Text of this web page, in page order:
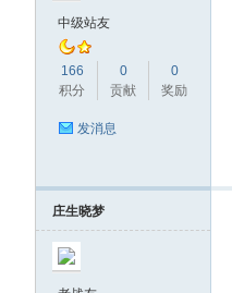
中级站友
166
积分
0
贡献
0
奖励
发消息
庄生晓梦